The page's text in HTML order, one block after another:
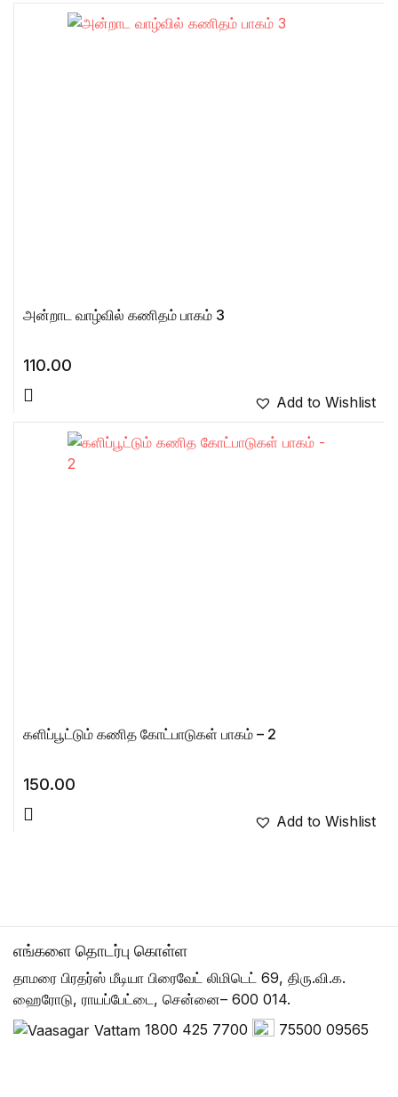
அன்றாட வாழ்வில் கணிதம் பாகம் 3
110.00
Add to Wishlist
களிப்பூட்டும் கணித கோட்பாடுகள் பாகம் – 2
150.00
Add to Wishlist
எங்களை தொடர்பு கொள்ள
தாமரை பிரதர்ஸ் மீடியா பிரைவேட் லிமிடெட் 69, திரு.வி.க.
ஹைரோடு, ராயப்பேட்டை, சென்னை– 600 014.
1800 425 7700
75500 09565